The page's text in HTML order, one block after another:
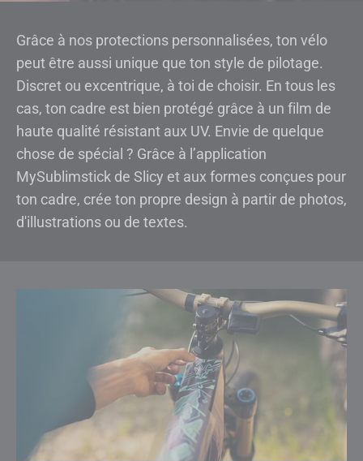
Grâce à nos protections personnalisées, ton vélo
peut être aussi unique que ton style de pilotage.
Discret ou excentrique, à toi de choisir. En tous les
cas, ton cadre est bien protégé grâce à un film de
haute qualité résistant aux UV. Envie de quelque
chose de spécial ? Grâce à l’application
MySublimstick de Slicy et aux formes conçues pour
ton cadre, crée ton propre design à partir de photos,
d'illustrations ou de textes.